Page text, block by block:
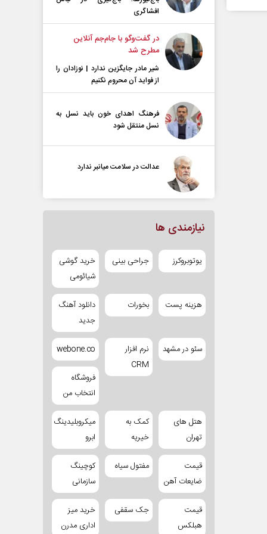
افشاگری
در گفت‌و‌گو با جام‌جم آنلاین
مطرح شد
شیر مادر جایگزین ندارد | نوزادان را
از فواید آن محروم نکنیم
فرهنگ اهدای خون باید نسل به
نسل منتقل شود
عدالت در سلامت میانبر ندارد
نیازمندی ها
یوتوبروکرز جراحی بینی
خرید گوشی
شیائومی
هزینه پست بخورات
دانلود آهنگ
جدید
سئو در مشهد
نرم افزار
CRM
webone.co
فروشگاه
انتخاب من
هتل های
تهران
کمک به
خیریه
میکروبلیدینگ
ابرو
قیمت
ضایعات آهن
مفتول سیاه
کوچینگ
سازمانی
قیمت
هبلکس
جک سقفی
خرید میز
اداری مدرن